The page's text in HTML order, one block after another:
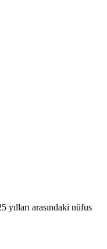
yılları arasındaki nüfus